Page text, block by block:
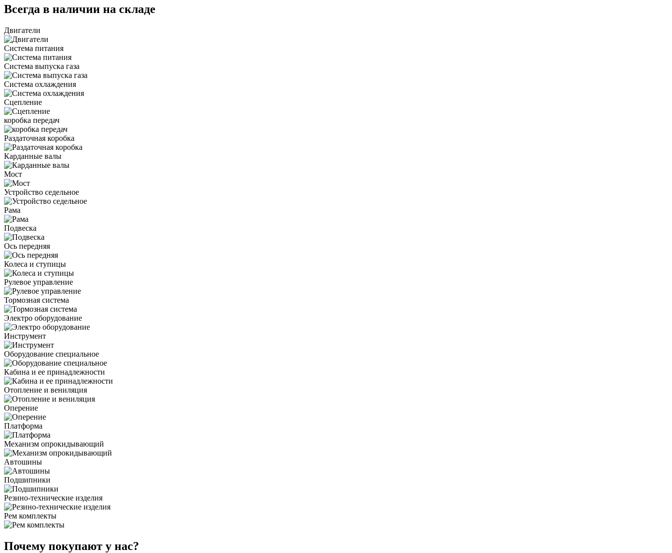
Всегда в наличии на складе
Двигатели
Система питания
Система выпуска газа
Система охлаждения
Сцепление
коробка передач
Раздаточная коробка
Карданные валы
Мост
Устройство седельное
Рама
Подвеска
Ось передняя
Колеса и ступицы
Рулевое управление
Тормозная система
Электро оборудование
Инструмент
Оборудование специальное
Кабина и ее принадлежности
Отопление и вениляция
Оперение
Платформа
Механизм опрокидывающий
Автошины
Подшипники
Резино-технические изделия
Рем комплекты
Почему покупают у нас?